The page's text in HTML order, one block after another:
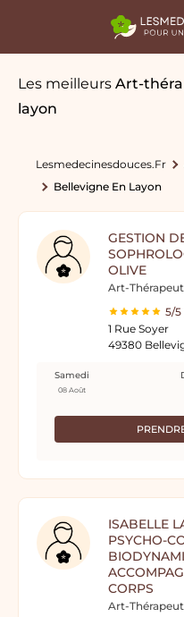
Les meilleurs Art-
layon
Lesmedecinesdouces.fr
Bellevigne En Layon
GESTION
OLIVE
Art-
5/5
1 Rue Soyer
49380
Samedi
08 Août
ISABELLE
PSYCHO-
CORPS
Art-